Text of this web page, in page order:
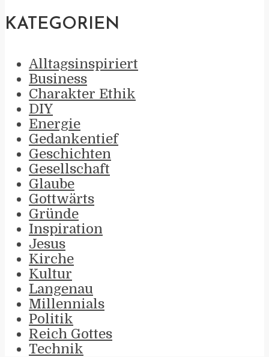
KATEGORIEN
Alltagsinspiriert
Business
Charakter Ethik
DIY
Energie
Gedankentief
Geschichten
Gesellschaft
Glaube
Gottwärts
Gründe
Inspiration
Jesus
Kirche
Kultur
Langenau
Millennials
Politik
Reich Gottes
Technik